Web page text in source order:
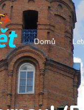
Domů